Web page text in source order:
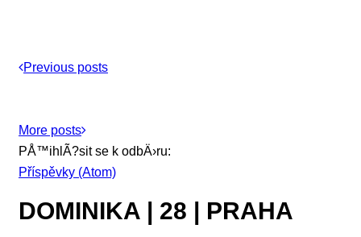
Previous posts
More posts
PÅ™ihlÃ?sit se k odbÄ›ru:
Příspěvky (Atom)
DOMINIKA | 28 | PRAHA